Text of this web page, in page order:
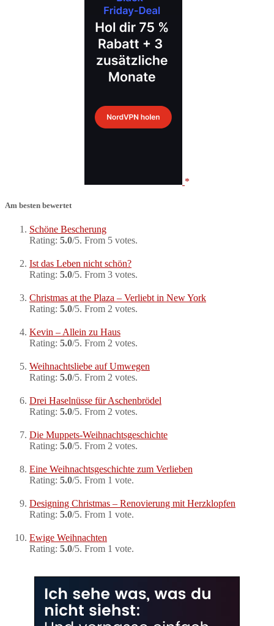
Am besten bewertet
Schöne Bescherung
Rating: 5.0/5. From 5 votes.
Ist das Leben nicht schön?
Rating: 5.0/5. From 3 votes.
Christmas at the Plaza – Verliebt in New York
Rating: 5.0/5. From 2 votes.
Kevin – Allein zu Haus
Rating: 5.0/5. From 2 votes.
Weihnachtsliebe auf Umwegen
Rating: 5.0/5. From 2 votes.
Drei Haselnüsse für Aschenbrödel
Rating: 5.0/5. From 2 votes.
Die Muppets-Weihnachtsgeschichte
Rating: 5.0/5. From 2 votes.
Eine Weihnachtsgeschichte zum Verlieben
Rating: 5.0/5. From 1 vote.
Designing Christmas – Renovierung mit Herzklopfen
Rating: 5.0/5. From 1 vote.
Ewige Weihnachten
Rating: 5.0/5. From 1 vote.